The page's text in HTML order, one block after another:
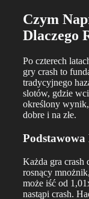
Czym
Dlaczego
Po czterech
gry crash to
tradycyjnego
slotów, gdzie
określony
dobre i na złe.
Każda gra crash
rosnący
może iść od
nastąpi crash.